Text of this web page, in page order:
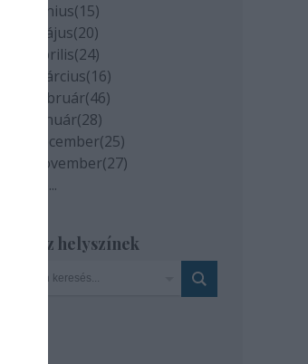
2020 június(15)
2020 május(20)
2020 április(24)
2020 március(16)
2020 február(46)
2020 január(28)
2019 december(25)
2019 november(27)
...
Szinház helyszínek